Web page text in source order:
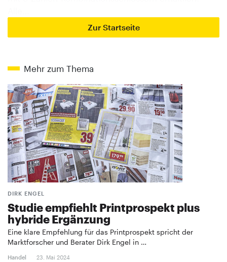
Zur Startseite
Mehr zum Thema
DIRK ENGEL
Studie empfiehlt Printprospekt plus
hybride Ergänzung
Eine klare Empfehlung für das Printprospekt spricht der
Marktforscher und Berater Dirk Engel in …
Handel 23. Mai 2024